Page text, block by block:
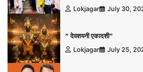
Lokjagar
July 30,
” देवशयनी एकादशी”
Lokjagar
July 25,